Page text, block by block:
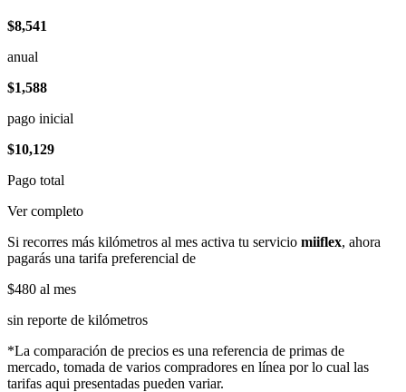
$8,541
anual
$1,588
pago inicial
$10,129
Pago total
Ver completo
Si recorres más kilómetros al mes activa tu servicio miiflex, ahora
pagarás una tarifa preferencial de
$480 al mes
sin reporte de kilómetros
*La comparación de precios es una referencia de primas de
mercado, tomada de varios compradores en línea por lo cual las
tarifas aqui presentadas pueden variar.